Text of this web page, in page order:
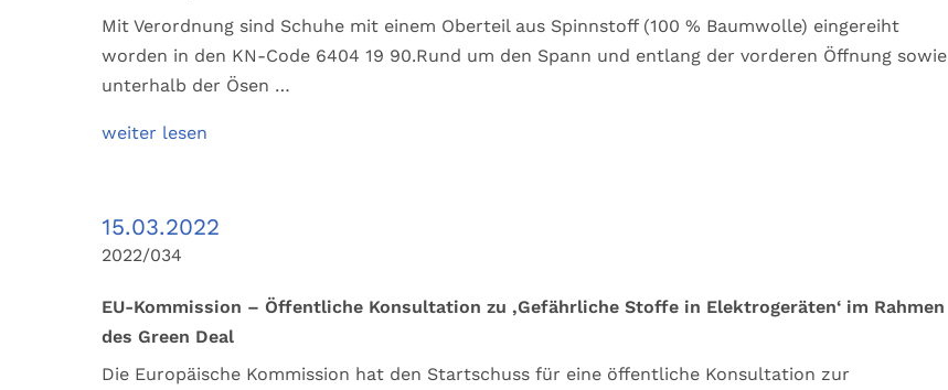
Mit Verordnung sind Schuhe mit einem Oberteil aus Spinnstoff (100 % Baumwolle) eingereiht
worden in den KN-Code 6404 19 90.Rund um den Spann und entlang der vorderen Öffnung sowie
unterhalb der Ösen …
weiter lesen
15.03.2022
2022/034
EU-Kommission – Öffentliche Konsultation zu ‚Gefährliche Stoffe in Elektrogeräten‘ im Rahmen
des Green Deal
Die Europäische Kommission hat den Startschuss für eine öffentliche Konsultation zur